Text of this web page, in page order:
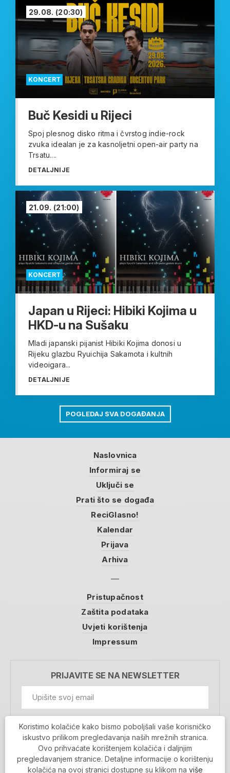
KONCERT
29.08. (20:30)
Buč Kesidi u Rijeci
Spoj plesnog disko ritma i čvrstog indie-rock
zvuka idealan je za kasnoljetni open-air party na
Trsatu....
DETALJNIJE
KONCERT
21.09. (21:00)
Japan u Rijeci: Hibiki Kojima u
HKD-u na Sušaku
Mladi japanski pijanist Hibiki Kojima donosi u
Rijeku glazbu Ryuichija Sakamota i kultnih
videoigara...
DETALJNIJE
POGLEDAJ SVA DOGAĐANJA
Naslovnica
Informiraj se
Uključi se
Prati što se događa
ReciGlasno!
Kalendar
Prijava
Arhiva
Pristupačnost
Zaštita podataka
Uvjeti korištenja
Impressum
PRIJAVITE SE NA NEWSLETTER
Prihvaćam da se moji podaci spremaju u bazu
podataka i koriste u svrhu slanja MojaRijeka
newslettera
MOJARIJEKA NEWSLETTER
Koristimo kolačiće kako bismo poboljšali vaše korisničko
iskustvo prilikom pregledavanja naših mrežnih stranica.
Ovo prihvaćate korištenjem kolačića i daljnjim
pregledavanjem stranice. Detaljne informacije o korištenju
kolačića na ovoj stranici dostupne su klikom na više